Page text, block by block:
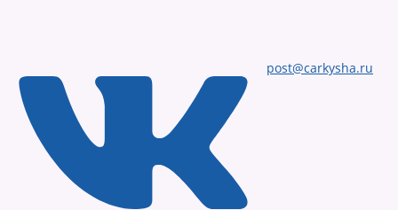
post@carkysha.ru